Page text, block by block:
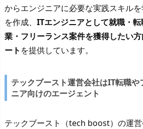
からエンジニアに必要な実践スキル
を作成、 ITエンジニアとして就職・
業・フリーランス案件を獲得したい
ート を提供しています。
テックブースト運営会社はIT転職
ニア向けのエージェント
テックブースト（tech boost）の運